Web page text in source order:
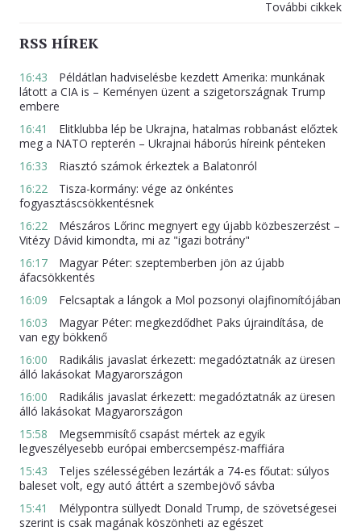
További cikkek
RSS HÍREK
16:43
Példátlan hadviselésbe kezdett Amerika: munkának
látott a CIA is – Keményen üzent a szigetországnak Trump
embere
16:41
Elitklubba lép be Ukrajna, hatalmas robbanást előztek
meg a NATO repterén – Ukrajnai háborús híreink pénteken
16:33
Riasztó számok érkeztek a Balatonról
16:22
Tisza-kormány: vége az önkéntes
fogyasztáscsökkentésnek
16:22
Mészáros Lőrinc megnyert egy újabb közbeszerzést –
Vitézy Dávid kimondta, mi az "igazi botrány"
16:17
Magyar Péter: szeptemberben jön az újabb
áfacsökkentés
16:09
Felcsaptak a lángok a Mol pozsonyi olajfinomítójában
16:03
Magyar Péter: megkezdődhet Paks újraindítása, de
van egy bökkenő
16:00
Radikális javaslat érkezett: megadóztatnák az üresen
álló lakásokat Magyarországon
16:00
Radikális javaslat érkezett: megadóztatnák az üresen
álló lakásokat Magyarországon
15:58
Megsemmisítő csapást mértek az egyik
legveszélyesebb európai embercsempész-maffiára
15:43
Teljes szélességében lezárták a 74-es főutat: súlyos
baleset volt, egy autó áttért a szembejövő sávba
15:41
Mélypontra süllyedt Donald Trump, de szövetségesei
szerint is csak magának köszönheti az egészet